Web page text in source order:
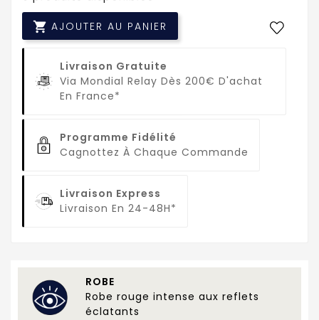
 AJOUTER AU PANIER
Livraison Gratuite
Via Mondial Relay Dès 200€ D'achat
En France*
Programme Fidélité
Cagnottez À Chaque Commande
Livraison Express
Livraison En 24-48H*
ROBE
Robe rouge intense aux reflets
éclatants